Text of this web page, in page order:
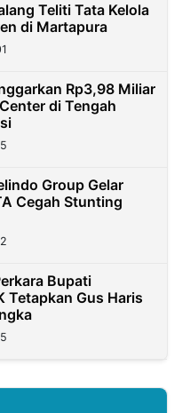
Teliti Tata Kelola
di Martapura
Rp3,98 Miliar
di Tengah
Group Gelar
Cegah Stunting
Bupati
Tetapkan Gus Haris